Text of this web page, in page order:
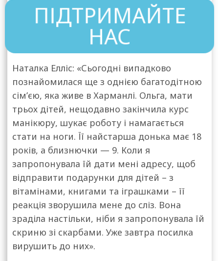
ПІДТРИМАЙТЕ
НАС
Наталка Елліс: «Сьогодні випадково
познайомилася ще з однією багатодітною
сім’єю, яка живе в Харманлі. Ольга, мати
трьох дітей, нещодавно закінчила курс
манікюру, шукає роботу і намагається
стати на ноги. Її найстарша донька має 18
років, а близнючки — 9. Коли я
запропонувала їй дати мені адресу, щоб
відправити подарунки для дітей – з
вітамінами, книгами та іграшками – її
реакція зворушила мене до сліз. Вона
зраділа настільки, ніби я запропонувала їй
скриню зі скарбами. Уже завтра посилка
вирушить до них».